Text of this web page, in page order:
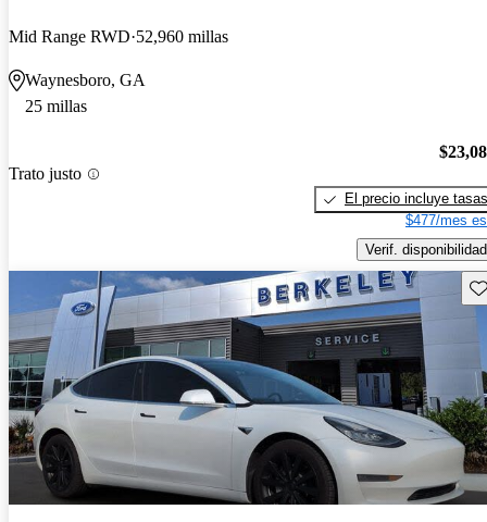
Mid Range RWD 52,960 millas
Waynesboro, GA
25 millas
Trato justo
El precio incluye tasas
$477/mes
Verif. disponibilidad